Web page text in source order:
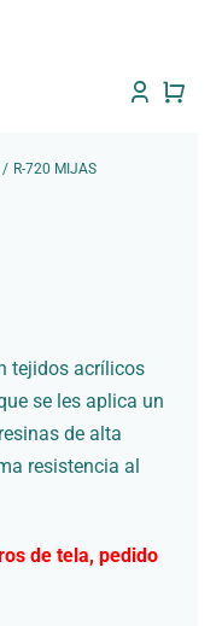
R-720 MIJAS
tejidos acrílicos
se les aplica un
de alta
resistencia al
de tela, pedido